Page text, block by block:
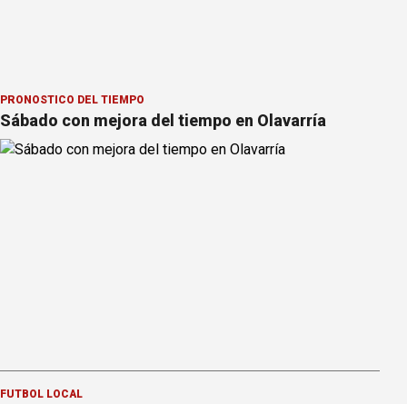
PRONOSTICO DEL TIEMPO
Sábado con mejora del tiempo en Olavarría
FÚTBOL LOCAL